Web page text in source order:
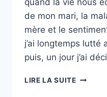
de mon mari, la
mère et le
j’ai longtemps lutté
puis, un jour j’ai
LIRE LA SUITEÉPISODE